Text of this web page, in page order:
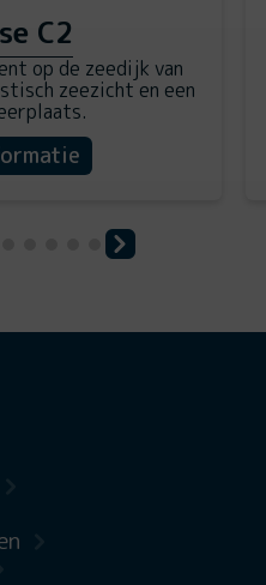
C2
op de zeedijk van
zeezicht en een